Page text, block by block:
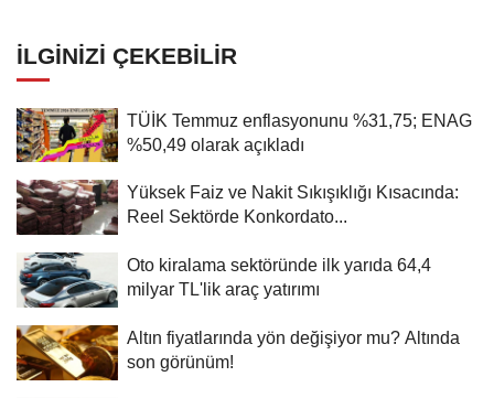
İLGINIZI ÇEKEBILIR
TÜİK Temmuz enflasyonunu %31,75; ENAG
%50,49 olarak açıkladı
Yüksek Faiz ve Nakit Sıkışıklığı Kısacında:
Reel Sektörde Konkordato...
Oto kiralama sektöründe ilk yarıda 64,4
milyar TL'lik araç yatırımı
Altın fiyatlarında yön değişiyor mu? Altında
son görünüm!